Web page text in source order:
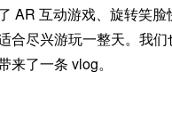
AR 互动游戏、旋转笑
合尽兴游玩一整天。我
来了一条 vlog。